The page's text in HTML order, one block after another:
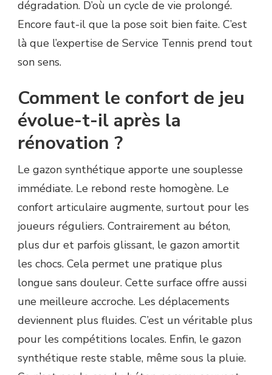
dégradation. D’où un cycle de vie prolongé.
Encore faut-il que la pose soit bien faite. C’est
là que l’expertise de Service Tennis prend tout
son sens.
Comment le confort de jeu
évolue-t-il après la
rénovation ?
Le gazon synthétique apporte une souplesse
immédiate. Le rebond reste homogène. Le
confort articulaire augmente, surtout pour les
joueurs réguliers. Contrairement au béton,
plus dur et parfois glissant, le gazon amortit
les chocs. Cela permet une pratique plus
longue sans douleur. Cette surface offre aussi
une meilleure accroche. Les déplacements
deviennent plus fluides. C’est un véritable plus
pour les compétitions locales. Enfin, le gazon
synthétique reste stable, même sous la pluie.